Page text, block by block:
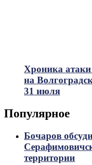
Хроника
на
31 июля
Популярное
Бочаров
территории